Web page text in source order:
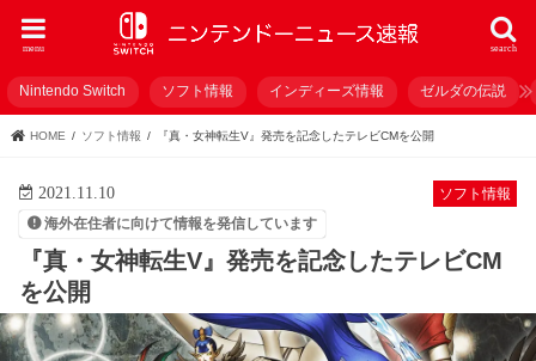
search
menu
Nintendo Switch ソフト情報 インディーズ情報 ゼルダの伝説
HOME ソフト情報 『真・女神転生V』発売を記念したテレビCMを公開
ソフト情報
2021.11.10
海外在住者に向けて情報を発信しています
『真・女神転生V』発売を記念したテレビCM
を公開